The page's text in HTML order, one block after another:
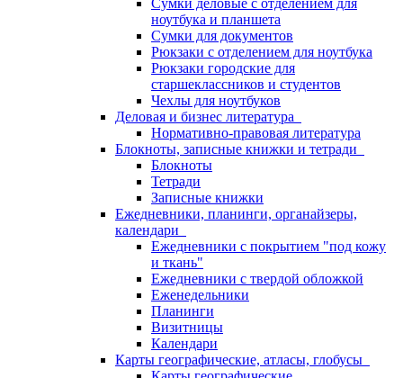
Сумки деловые с отделением для
ноутбука и планшета
Сумки для документов
Рюкзаки с отделением для ноутбука
Рюкзаки городские для
старшеклассников и студентов
Чехлы для ноутбуков
Деловая и бизнес литература
Нормативно-правовая литература
Блокноты, записные книжки и тетради
Блокноты
Тетради
Записные книжки
Ежедневники, планинги, органайзеры,
календари
Ежедневники с покрытием "под кожу
и ткань"
Ежедневники с твердой обложкой
Еженедельники
Планинги
Визитницы
Календари
Карты географические, атласы, глобусы